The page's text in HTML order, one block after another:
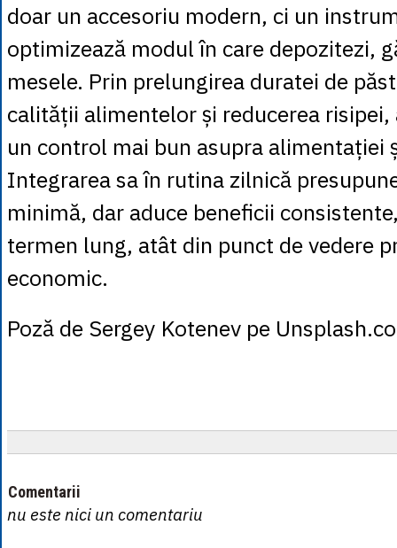
doar un accesoriu modern, ci un
optimizează modul în care depozitezi,
mesele. Prin prelungirea duratei de
calității alimentelor și reducerea
un control mai bun asupra alimentației
Integrarea sa în rutina zilnică
minimă, dar aduce beneficii
termen lung, atât din punct de vedere
economic.
Poză de Sergey Kotenev pe
Comentarii
nu este nici un comentariu